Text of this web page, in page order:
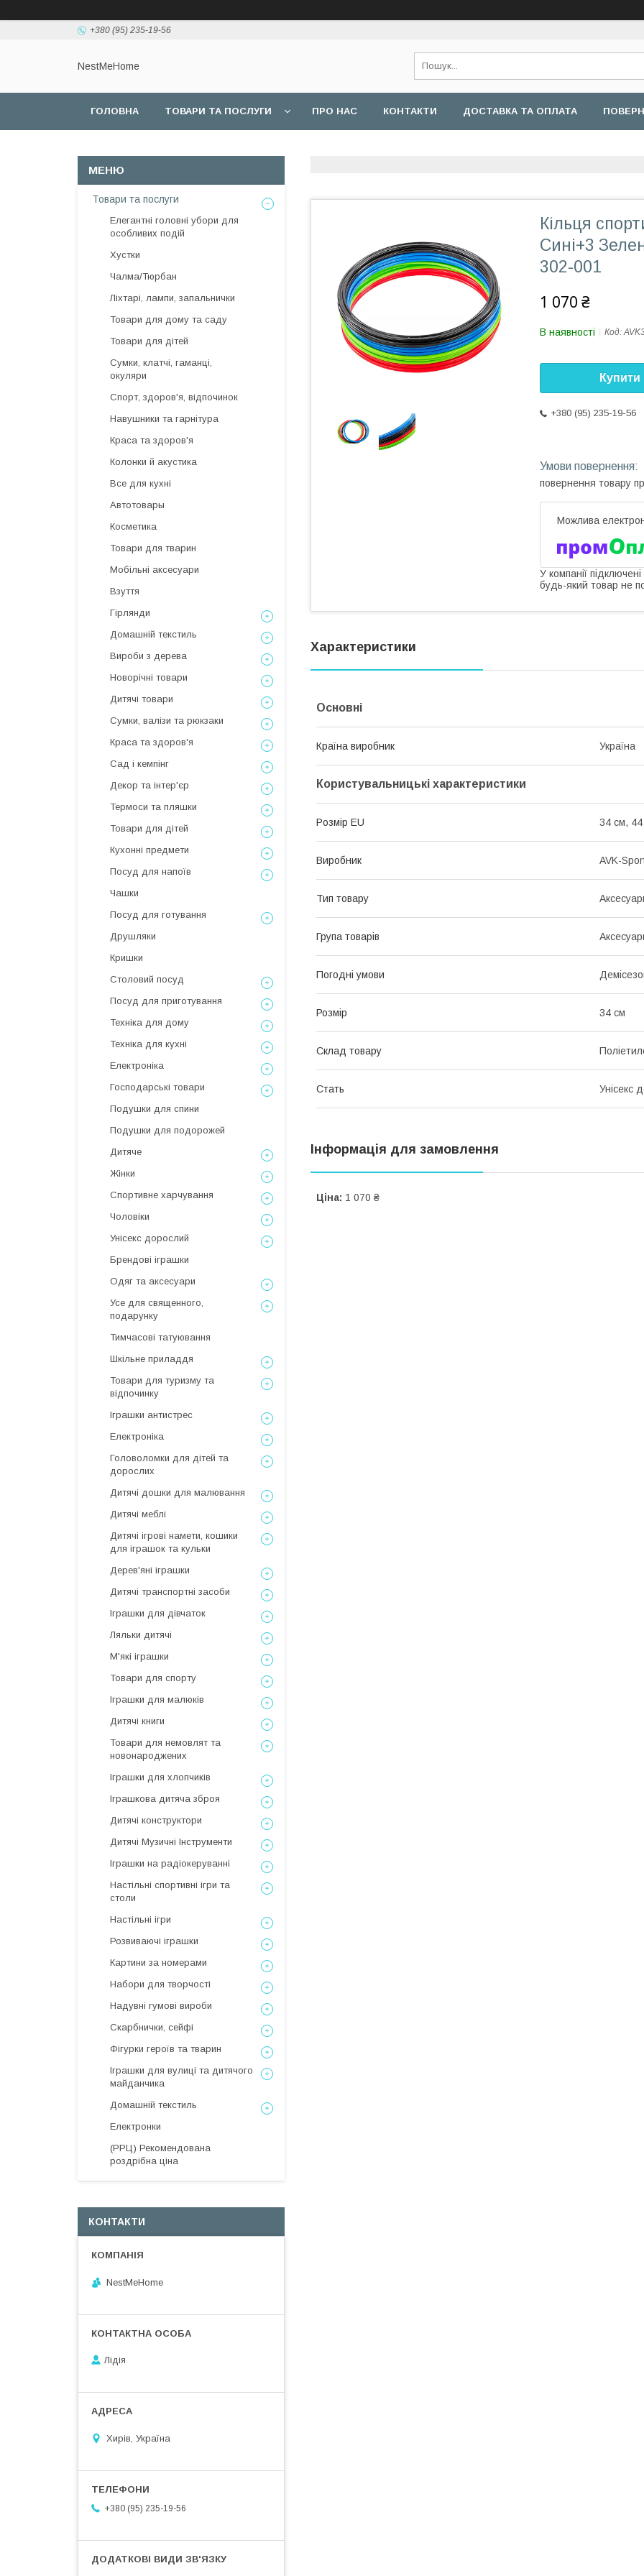
+380 (95) 235-19-56
NestMeHome
ГОЛОВНА ТОВАРИ ТА ПОСЛУГИ ПРО НАС КОНТАКТИ ДОСТАВКА ТА ОПЛАТА
Кільця
Сині+3
302-001
1 070 ₴
В наявності Код:
Купити
+380 (95) 235-19-56
повернення товару
У компанії
будь-який товар не
Характеристики
Основні
Країна виробник Україна
Користувальницькі характеристики
Pозмір EU 34 см, 44
Виробник AVK-
Тип товару
Група товарів
Погодні умови
Розмір 34 см
Склад товару
Стать Унісекс
Інформація для замовлення
Ціна: 1 070 ₴
Товари та послуги
Елегантні головні убори для
особливих подій
Хустки
Чалма/Тюрбан
Ліхтарі, лампи, запальнички
Товари для дому та саду
Товари для дітей
Сумки, клатчі, гаманці,
окуляри
Спорт, здоров'я, відпочинок
Навушники та гарнітура
Краса та здоров'я
Колонки й акустика
Все для кухні
Автотовары
Косметика
Товари для тварин
Мобільні аксесуари
Взуття
Гірлянди
Домашній текстиль
Вироби з дерева
Новорічні товари
Дитячі товари
Сумки, валізи та рюкзаки
Краса та здоров'я
Сад і кемпінг
Декор та інтер'єр
Термоси та пляшки
Товари для дітей
Кухонні предмети
Посуд для напоїв
Чашки
Посуд для готування
Друшляки
Кришки
Столовий посуд
Посуд для приготування
Техніка для дому
Техніка для кухні
Електроніка
Господарські товари
Подушки для спини
Подушки для подорожей
Дитяче
Жінки
Спортивне харчування
Чоловіки
Унісекс дорослий
Брендові іграшки
Одяг та аксесуари
Усе для священного,
подарунку
Тимчасові татуювання
Шкільне приладдя
Товари для туризму та
відпочинку
Іграшки антистрес
Електроніка
Головоломки для дітей та
дорослих
Дитячі дошки для малювання
Дитячі меблі
Дитячі ігрові намети, кошики
для іграшок та кульки
Дерев'яні іграшки
Дитячі транспортні засоби
Іграшки для дівчаток
Ляльки дитячі
М'які іграшки
Товари для спорту
Іграшки для малюків
Дитячі книги
Товари для немовлят та
новонароджених
Іграшки для хлопчиків
Іграшкова дитяча зброя
Дитячі конструктори
Дитячі Музичні Інструменти
Іграшки на радіокеруванні
Настільні спортивні ігри та
столи
Настільні ігри
Розвиваючі іграшки
Картини за номерами
Набори для творчості
Надувні гумові вироби
Скарбнички, сейфі
Фігурки героїв та тварин
Іграшки для вулиці та дитячого
майданчика
Домашній текстиль
Електронки
(РРЦ) Рекомендована
роздрібна ціна
КОНТАКТИ
NestMeHome
Лідія
Хирів, Україна
+380 (95) 235-19-56